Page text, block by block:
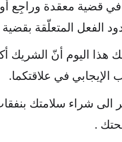
في قضية معقدة وراجِع
الفعل المتعلّقة بقضية
هذا اليوم أنّ الشريك
الإيجابي في علاقتكما.
شراء سلامتك
.